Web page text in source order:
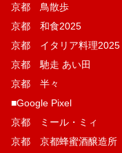
京都 鳥散歩
京都 和食2025
京都 イタリア料理2025
京都 馳走 あい田
京都 半々
■Google Pixel
京都 ミール・ミィ
京都 京都蜂蜜酒醸造所